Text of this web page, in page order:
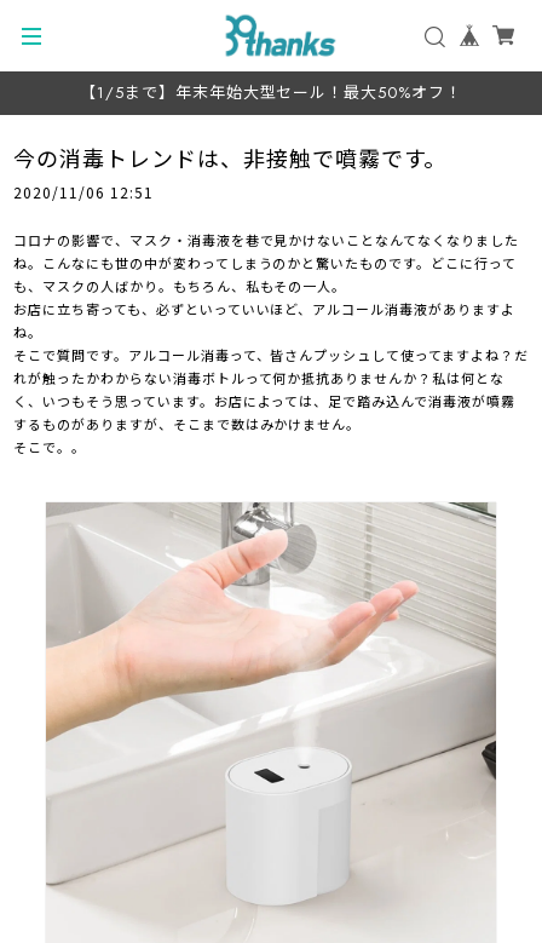
【1/5まで】年末年始大型セール！最大50%オフ！
今の消毒トレンドは、非接触で噴霧です。
2020/11/06 12:51
コロナの影響で、マスク・消毒液を巷で見かけないことなんてなくなりました
ね。こんなにも世の中が変わってしまうのかと驚いたものです。どこに行って
も、マスクの人ばかり。もちろん、私もその一人。
お店に立ち寄っても、必ずといっていいほど、アルコール消毒液がありますよ
ね。
そこで質問です。アルコール消毒って、皆さんプッシュして使ってますよね？だ
れが触ったかわからない消毒ボトルって何か抵抗ありませんか？私は何とな
く、いつもそう思っています。お店によっては、足で踏み込んで消毒液が噴霧
するものがありますが、そこまで数はみかけません。
そこで。。